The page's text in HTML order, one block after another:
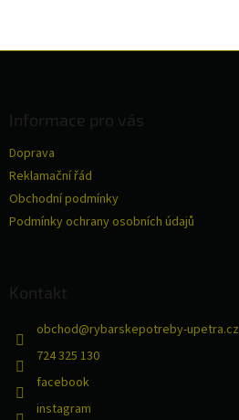
Informace pro vás
Doprava
Reklamační řád
Obchodní podmínky
Podmínky ochrany osobních údajů
Kontakt
obchod@rybarskepotreby-upetra.cz
724 325 130
facebook
instagram